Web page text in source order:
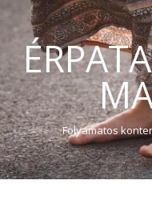
Folyamatos